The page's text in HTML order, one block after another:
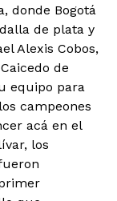
donde Bogotá
de plata y
Alexis Cobos,
de
equipo para
campeones
acá en el
los